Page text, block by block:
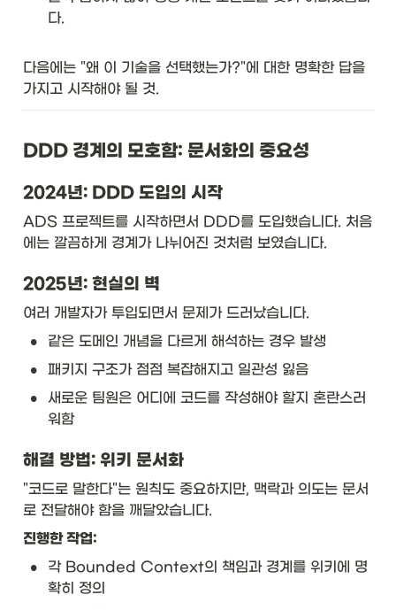
다.
다음에는 "왜 이 기술을 선택했는가?"에 대한 명확한 답을
가지고 시작해야 될 것.
DDD 경계의 모호함: 문서화의 중요성
2024년: DDD 도입의 시작
ADS 프로젝트를 시작하면서 DDD를 도입했습니다. 처음
에는 깔끔하게 경계가 나뉘어진 것처럼 보였습니다.
2025년: 현실의 벽
여러 개발자가 투입되면서 문제가 드러났습니다.
• 같은 도메인 개념을 다르게 해석하는 경우 발생
• 패키지 구조가 점점 복잡해지고 일관성 잃음
•
새로운 팀원은 어디에 코드를 작성해야 할지 혼란스러
워함
해결 방법: 위키 문서화
"코드로 말한다"는 원칙도 중요하지만, 맥락과 의도는 문서
로 전달해야 함을 깨달았습니다.
진행한 작업:
•
각 Bounded Context의 책임과 경계를 위키에 명
확히 정의